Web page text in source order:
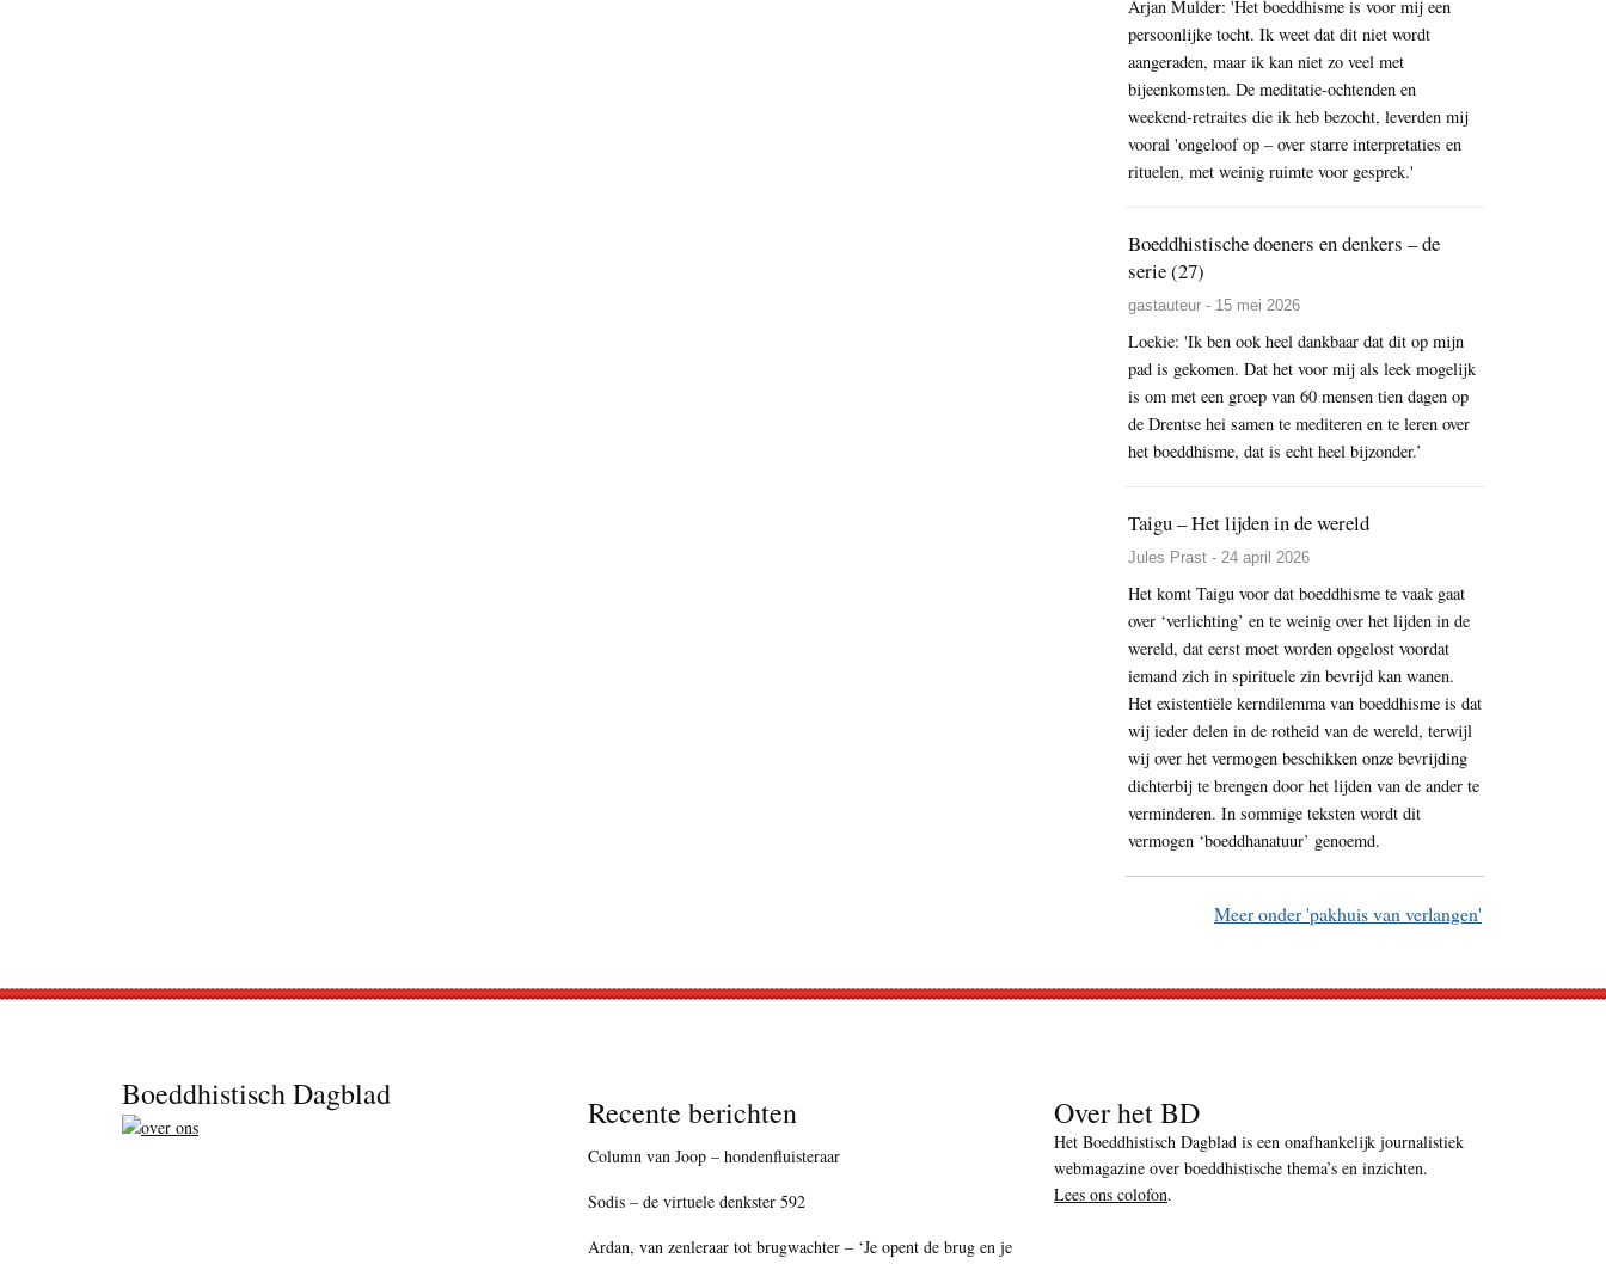
Arjan Mulder: 'Het boeddhisme is voor mij een
persoonlijke tocht. Ik weet dat dit niet wordt
aangeraden, maar ik kan niet zo veel met
bijeenkomsten. De meditatie-ochtenden en
weekend-retraites die ik heb bezocht, leverden mij
vooral 'ongeloof op – over starre interpretaties en
rituelen, met weinig ruimte voor gesprek.'
Boeddhistische doeners en denkers – de
serie (27)
gastauteur - 15 mei 2026
Loekie: 'Ik ben ook heel dankbaar dat dit op mijn
pad is gekomen. Dat het voor mij als leek mogelijk
is om met een groep van 60 mensen tien dagen op
de Drentse hei samen te mediteren en te leren over
het boeddhisme, dat is echt heel bijzonder.’
Taigu – Het lijden in de wereld
Jules Prast - 24 april 2026
Het komt Taigu voor dat boeddhisme te vaak gaat
over ‘verlichting’ en te weinig over het lijden in de
wereld, dat eerst moet worden opgelost voordat
iemand zich in spirituele zin bevrijd kan wanen.
Het existentiële kerndilemma van boeddhisme is dat
wij ieder delen in de rotheid van de wereld, terwijl
wij over het vermogen beschikken onze bevrijding
dichterbij te brengen door het lijden van de ander te
verminderen. In sommige teksten wordt dit
vermogen ‘boeddhanatuur’ genoemd.
Meer onder 'pakhuis van verlangen'
Boeddhistisch Dagblad Recente berichten
Column van Joop – hondenfluisteraar
Sodis – de virtuele denkster 592
Ardan, van zenleraar tot brugwachter – ‘Je opent de brug en je
Over het BD
Het Boeddhistisch Dagblad is een onafhankelijk journalistiek
webmagazine over boeddhistische thema’s en inzichten.
Lees ons colofon.